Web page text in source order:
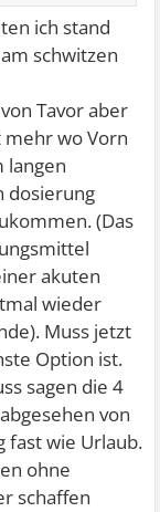
ich stand
schwitzen
Tavor aber
mehr wo Vorn
langen
dosierung
(Das
akuten
wieder
Muss jetzt
Option ist.
sagen die 4
von
fast wie Urlaub.
ohne
schaffen